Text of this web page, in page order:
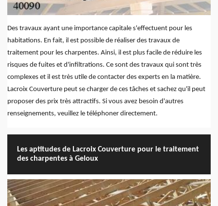
Des travaux ayant une importance capitale s'effectuent pour les
habitations. En fait, il est possible de réaliser des travaux de
traitement pour les charpentes. Ainsi, il est plus facile de réduire les
risques de fuites et d'infiltrations. Ce sont des travaux qui sont très
complexes et il est très utile de contacter des experts en la matière.
Lacroix Couverture peut se charger de ces tâches et sachez qu'il peut
proposer des prix très attractifs. Si vous avez besoin d'autres
renseignements, veuillez le téléphoner directement.
Les aptitudes de Lacroix Couverture pour le traitement
des charpentes à Geloux